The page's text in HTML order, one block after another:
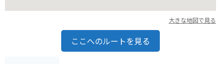
大きな地図で見る
ここへのルートを見る